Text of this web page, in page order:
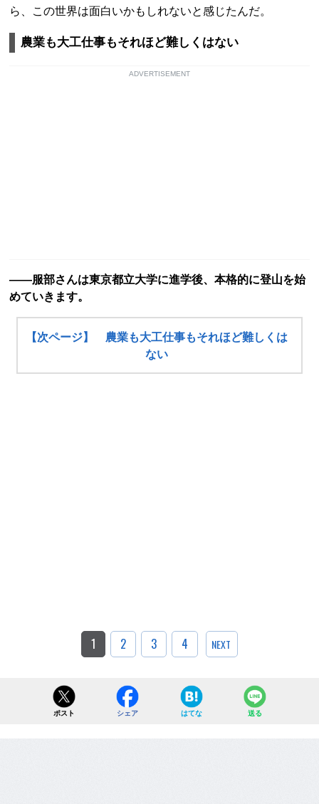
ら、この世界は面白いかもしれないと感じたんだ。
農業も大工仕事もそれほど難しくはない
ADVERTISEMENT
――服部さんは東京都立大学に進学後、本格的に登山を始
めていきます。
【次ページ】 農業も大工仕事もそれほど難しくは
ない
1 2 3 4 NEXT
ポスト シェア はてな 送る